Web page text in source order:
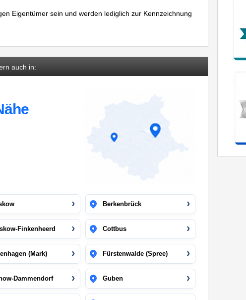
Eigentümer sein und werden lediglich zur Kennzeichnung
auch in:
Berkenbrück
Finkenheerd Cottbus
(Mark) Fürstenwalde (Spree)
Dammendorf Guben